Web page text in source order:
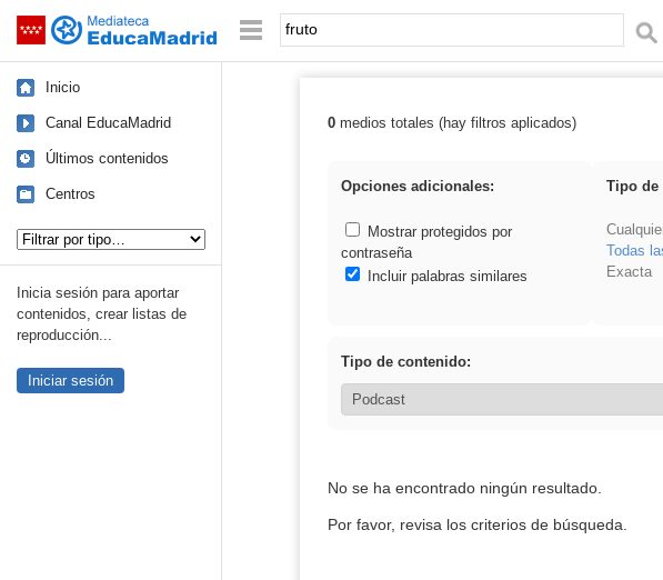
Saltar navegación Palabra o frase:
Inicio
Canal EducaMadrid
Últimos contenidos
Centros
Inicia sesión para aportar
contenidos, crear listas de
reproducción...
Iniciar sesión
Resultados de: fruto
0medios totales (hay filtros aplicados)
Opciones adicionales:
Mostrar protegidos por
contraseña
Incluir palabras similares
Tipo de
Todas
Exacta
Tipo de contenido:
No se ha encontrado ningún resultado.
Por favor, revisa los criterios de búsqueda.